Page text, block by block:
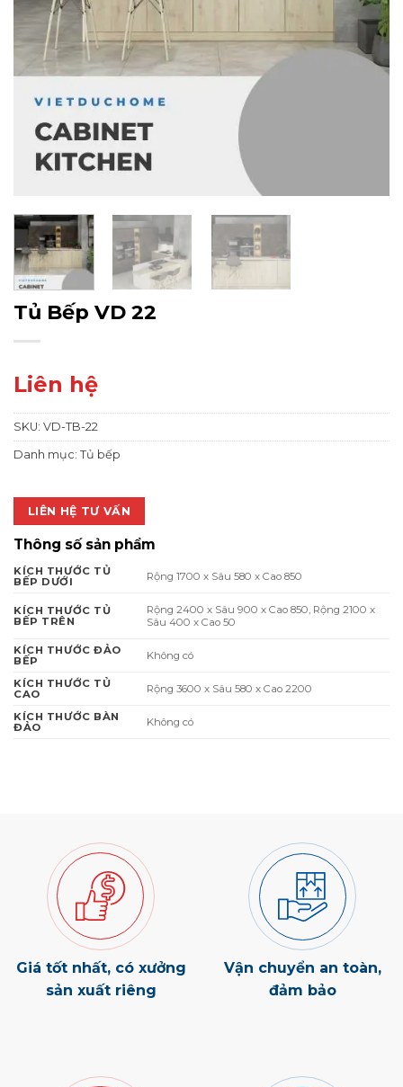
Tủ Bếp VD 22
Liên hệ
SKU: VD-TB-22
Danh mục: Tủ bếp
LIÊN HỆ TƯ VẤN
Thông số sản phẩm
KÍCH THƯỚC TỦ
BẾP DƯỚI
Rộng 1700 x Sâu 580 x Cao 850
KÍCH THƯỚC TỦ
BẾP TRÊN
Rộng 2400 x Sâu 900 x Cao 850, Rộng 2100 x
Sâu 400 x Cao 50
KÍCH THƯỚC ĐẢO
BẾP
Không có
KÍCH THƯỚC TỦ
CAO
Rộng 3600 x Sâu 580 x Cao 2200
KÍCH THƯỚC BÀN
ĐẢO
Không có
Giá tốt nhất, có xưởng
sản xuất riêng
Vận chuyển an toàn,
đảm bảo